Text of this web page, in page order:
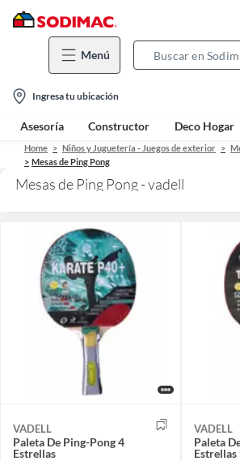
Menú
location-
icon
Ingresa tu ubicación
Asesoría Constructor Deco Hogar
Home Niños y Juguetería - Juegos de exterior
Mesas de Ping Pong
Mesas de Ping Pong - vadell
VADELL
Paleta De Ping-Pong 4
Estrellas
VADELL
Paleta
Estrellas